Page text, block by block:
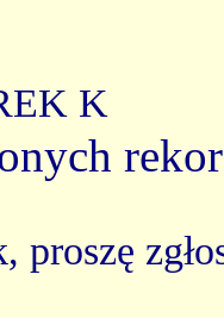
K
proszę